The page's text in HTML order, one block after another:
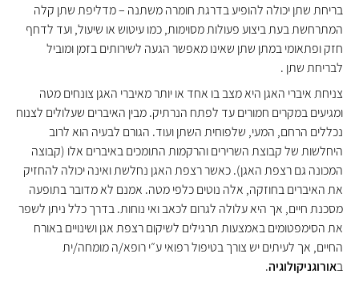
בריחת שתן יכולה להופיע בדרגת חומרה משתנה – מדליפת שתן קלה
המתרחשת בעת ביצוע פעולות מסוימות, כמו עיטוש או שיעול, ועד לדחף
חזק ופתאומי במתן שתן שאינו מאפשר הגעה לשירותים בזמן ומוביל
לבריחת שתן .
צניחת איברי האגן היא מצב בו אחד או יותר מאיברי האגן צונחים מטה
ומגיעים במקרים חמורים עד לפתח הנרתיק. מבין האיברים שעלולים לצנוח
נכללים הרחם, המעי, שלפוחית השתן ועוד. הגורם לבעיה הוא לרוב
היחלשות של קבוצת השרירים והרקמות התומכים באיברים אלו (קבוצה
המכונה גם רצפת האגן). כאשר רצפת האגן נחלשת ואינה יכולה להחזיק
את האיברים בחוזקה, אלה נוטים כלפי מטה. אמנם לא מדובר בתופעה
מסכנת חיים, אך היא עלולה לגרום לכאב ואי נוחות. בדרך כלל ניתן לשפר
את הסימפטומים באמצעות תרגילים לשיקום רצפת אגן ושינויים באורח
החיים, אך לעיתים יש צורך בטיפול רפואי ע״י רופא/ה מומחה/ית
באורוגניקולוגיה.